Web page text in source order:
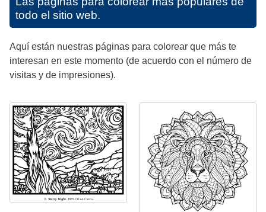
todo el sitio web.
Aquí están nuestras páginas para colorear que más te
interesan en este momento (de acuerdo con el número de
visitas y de impresiones).